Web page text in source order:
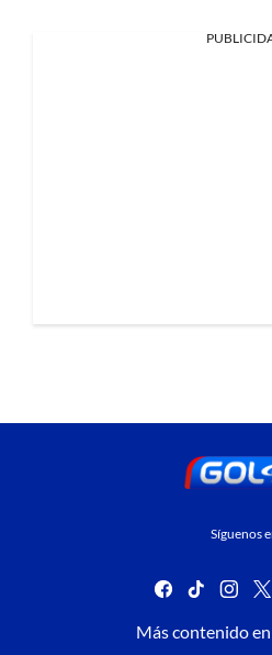
Síguenos
facebook
tiktok
Más contenido en